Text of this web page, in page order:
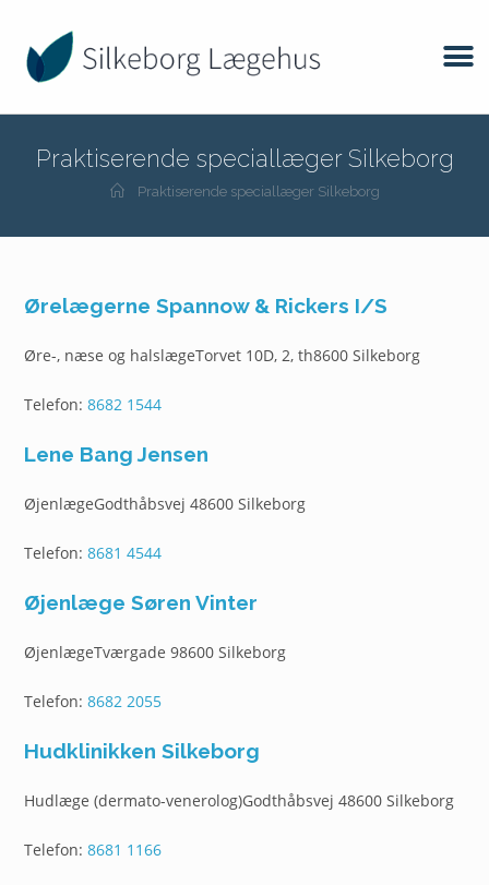
Praktiserende speciallæger Silkeborg
Praktiserende speciallæger Silkeborg
Ørelægerne Spannow & Rickers I/S
Øre-, næse og halslægeTorvet 10D, 2, th8600 Silkeborg
Telefon:8682 1544
Lene Bang Jensen
ØjenlægeGodthåbsvej 48600 Silkeborg
Telefon:8681 4544
Øjenlæge Søren Vinter
ØjenlægeTværgade 98600 Silkeborg
Telefon:8682 2055
Hudklinikken Silkeborg
Hudlæge (dermato-venerolog)Godthåbsvej 48600 Silkeborg
Telefon:8681 1166